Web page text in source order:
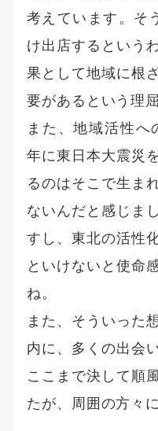
考えています。そ
け出店するという
果として地域に根
要があるという理屈
また、地域活性へ
年に東日本大震災
るのはそこで生ま
ないんだと感じま
すし、東北の活性
といけないと使命
ね。
また、そういった
内に、多くの出会
ここまで決して順
たが、周囲の方々